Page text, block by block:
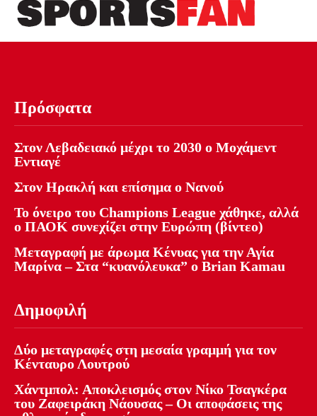
Πρόσφατα
Στον Λεβαδειακό μέχρι το 2030 ο Μοχάμεντ
Εντιαγέ
Στον Ηρακλή και επίσημα ο Νανού
Το όνειρο του Champions League χάθηκε, αλλά
ο ΠΑΟΚ συνεχίζει στην Ευρώπη (βίντεο)
Μεταγραφή με άρωμα Κένυας για την Αγία
Μαρίνα – Στα “κυανόλευκα” ο Brian Kamau
Δημοφιλή
Δύο μεταγραφές στη μεσαία γραμμή για τον
Κένταυρο Λουτρού
Χάντμπολ: Αποκλεισμός στον Νίκο Τσαγκέρα
του Ζαφειράκη Νάουσας – Οι αποφάσεις της